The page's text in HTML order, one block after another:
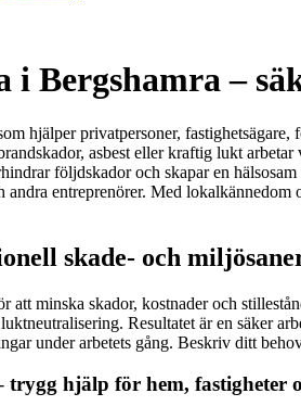
i Bergshamra –
hjälper privatpersoner,
asbest eller kraftig lukt
följdskador och skapar en
andra entreprenörer. Med
skade- och
att minska skador, kostnader och
Resultatet är en säker
under arbetets gång. Beskriv ditt
trygg hjälp för hem, fastigheter